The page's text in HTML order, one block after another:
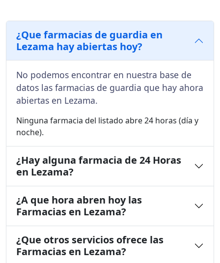
¿Que farmacias de guardia en
Lezama hay abiertas hoy?
No podemos encontrar en nuestra base de
datos las farmacias de guardia que hay ahora
abiertas en Lezama.
Ninguna farmacia del listado abre 24 horas (día y
noche).
¿Hay alguna farmacia de 24 Horas
en Lezama?
¿A que hora abren hoy las
Farmacias en Lezama?
¿Que otros servicios ofrece las
Farmacias en Lezama?